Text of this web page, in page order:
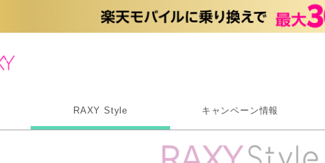
RAXY Style キャンペーン情報